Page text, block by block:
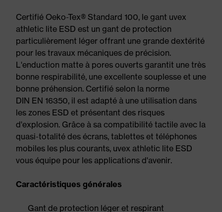
Certifié Oeko-Tex® Standard 100, le gant uvex
athletic lite ESD est un gant de protection
particulièrement léger offrant une grande dextérité
pour les travaux mécaniques de précision.
L'enduction matte à pores ouverts garantit une très
bonne respirabilité, une excellente souplesse et une
bonne préhension. Certifié selon la norme
DIN EN 16350, il est adapté à une utilisation dans
les zones ESD et présentant des risques
d'explosion. Grâce à sa compatibilité tactile avec la
quasi-totalité des écrans, tablettes et téléphones
mobiles les plus courants, uvex athletic lite ESD
vous équipe pour les applications d'avenir.
Caractéristiques générales
Gant de protection léger et respirant